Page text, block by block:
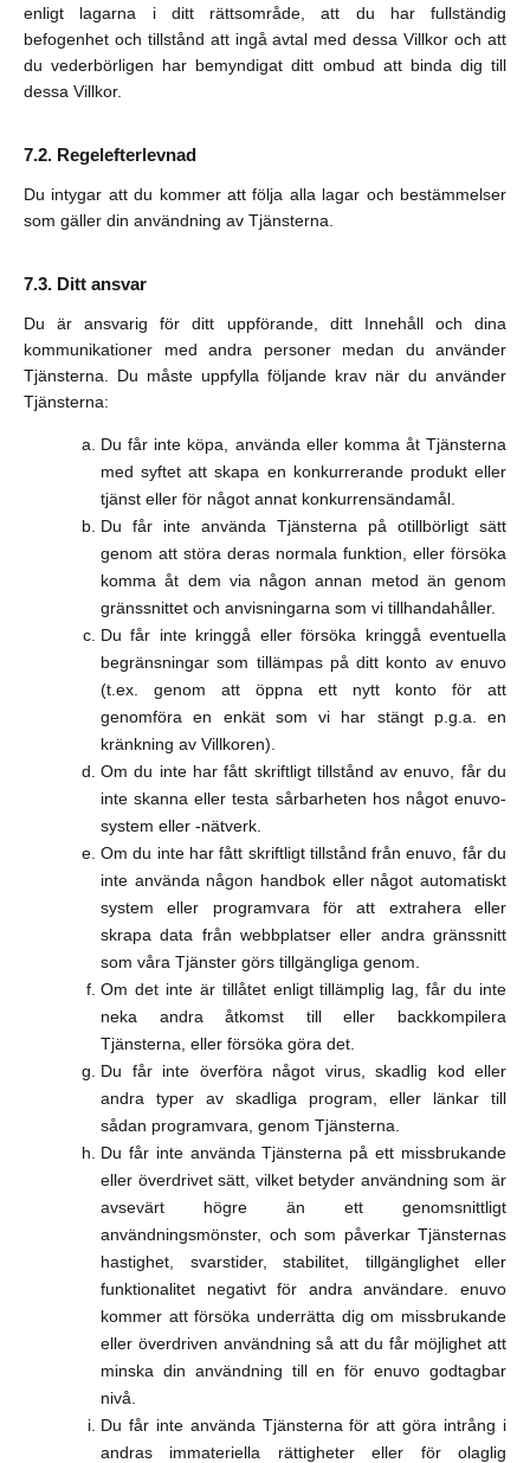
enligt lagarna i ditt rättsområde, att du har fullständig
befogenhet och tillstånd att ingå avtal med dessa Villkor och att
du vederbörligen har bemyndigat ditt ombud att binda dig till
dessa Villkor.
Regelefterlevnad
Du intygar att du kommer att följa alla lagar och bestämmelser
som gäller din användning av Tjänsterna.
Ditt ansvar
Du är ansvarig för ditt uppförande, ditt Innehåll och dina
kommunikationer med andra personer medan du använder
Tjänsterna. Du måste uppfylla följande krav när du använder
Tjänsterna:
Du får inte köpa, använda eller komma åt Tjänsterna
med syftet att skapa en konkurrerande produkt eller
tjänst eller för något annat konkurrensändamål.
Du får inte använda Tjänsterna på otillbörligt sätt
genom att störa deras normala funktion, eller försöka
komma åt dem via någon annan metod än genom
gränssnittet och anvisningarna som vi tillhandahåller.
Du får inte kringgå eller försöka kringgå eventuella
begränsningar som tillämpas på ditt konto av enuvo
(t.ex. genom att öppna ett nytt konto för att
genomföra en enkät som vi har stängt p.g.a. en
kränkning av Villkoren).
Om du inte har fått skriftligt tillstånd av enuvo, får du
inte skanna eller testa sårbarheten hos något enuvo-
system eller -nätverk.
Om du inte har fått skriftligt tillstånd från enuvo, får du
inte använda någon handbok eller något automatiskt
system eller programvara för att extrahera eller
skrapa data från webbplatser eller andra gränssnitt
som våra Tjänster görs tillgängliga genom.
Om det inte är tillåtet enligt tillämplig lag, får du inte
neka andra åtkomst till eller backkompilera
Tjänsterna, eller försöka göra det.
Du får inte överföra något virus, skadlig kod eller
andra typer av skadliga program, eller länkar till
sådan programvara, genom Tjänsterna.
Du får inte använda Tjänsterna på ett missbrukande
eller överdrivet sätt, vilket betyder användning som är
avsevärt högre än ett genomsnittligt
användningsmönster, och som påverkar Tjänsternas
hastighet, svarstider, stabilitet, tillgänglighet eller
funktionalitet negativt för andra användare. enuvo
kommer att försöka underrätta dig om missbrukande
eller överdriven användning så att du får möjlighet att
minska din användning till en för enuvo godtagbar
nivå.
Du får inte använda Tjänsterna för att göra intrång i
andras immateriella rättigheter eller för olaglig